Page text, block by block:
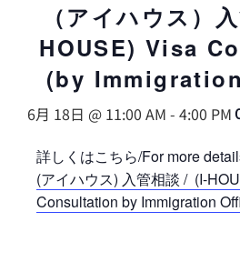
（アイハウス）
HOUSE) Visa
(by
6月 18日 @ 11:00 AM - 4:00 PM
詳しくはこちら/For more
(アイハウス) 入管相談 / (I-
Consultation by Immigration